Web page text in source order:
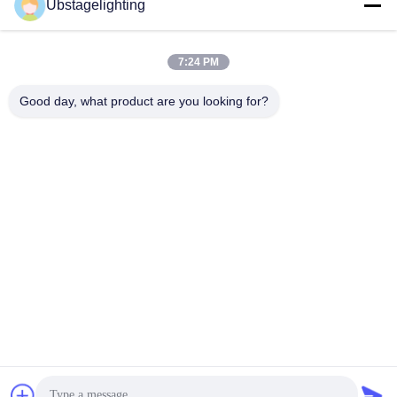
4x2048ch DMX wijd
Auteursrecht © 2021-2026 Guangzhou Union Bright Lighting
Ubstagelighting
7:24 PM
Good day, what product are you looking for?